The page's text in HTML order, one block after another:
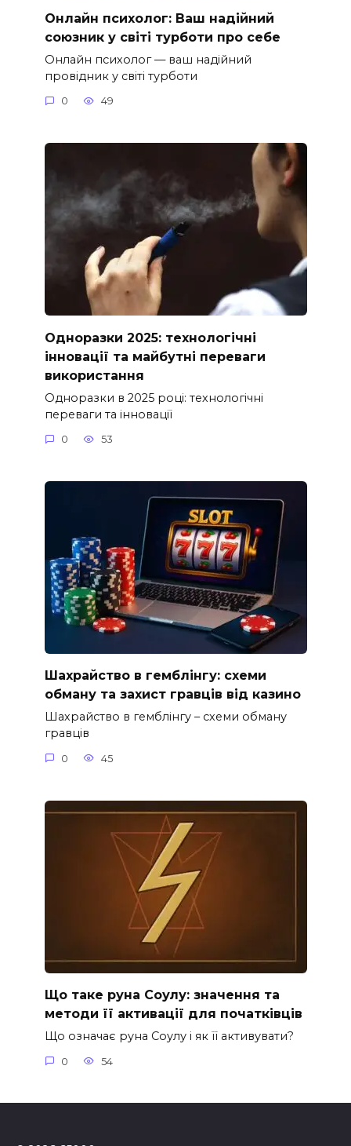
Онлайн психолог: Ваш надійний
союзник у світі турботи про себе
Онлайн психолог — ваш надійний
провідник у світі турботи
0 49
Одноразки 2025: технологічні
інновації та майбутні переваги
використання
Одноразки в 2025 році: технологічні
переваги та інновації
0 53
Шахрайство в гемблінгу: схеми
обману та захист гравців від казино
Шахрайство в гемблінгу – схеми обману
гравців
0 45
Що таке руна Соулу: значення та
методи її активації для початківців
Що означає руна Соулу і як її активувати?
0 54